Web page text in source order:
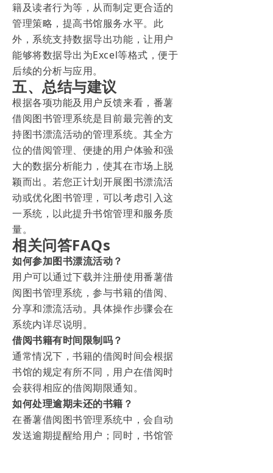
籍及读者行为等，从而制定更合适的
管理策略，提高书馆服务水平。此
外，系统支持数据导出功能，让用户
能够将数据导出为Excel等格式，便于
后续的分析与应用。
五、总结与建议
根据各项功能及用户反馈来看，番薯
借阅图书管理系统是目前最完善的支
持图书漂流活动的管理系统。其全方
位的借阅管理、便捷的用户体验和强
大的数据分析能力，使其在市场上脱
颖而出。若您正计划开展图书漂流活
动或优化图书管理，可以考虑引入这
一系统，以此提升书馆管理和服务质
量。
相关问答FAQs
如何参加图书漂流活动？
用户可以通过下载并注册使用番薯借
阅图书管理系统，参与书籍的借阅、
分享和漂流活动。具体操作步骤会在
系统内详尽说明。
借阅书籍有时间限制吗？
通常情况下，书籍的借阅时间会根据
书馆的规定有所不同，用户在借阅时
会获得相应的借阅期限通知。
如何处理逾期未还的书籍？
在番薯借阅图书管理系统中，会自动
发送逾期提醒给用户；同时，书馆管